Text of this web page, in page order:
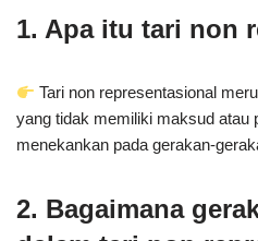
1. Apa itu tari non
Tari non representasional
yang tidak memiliki maksud atau
menekankan pada gerakan-
2. Bagaimana